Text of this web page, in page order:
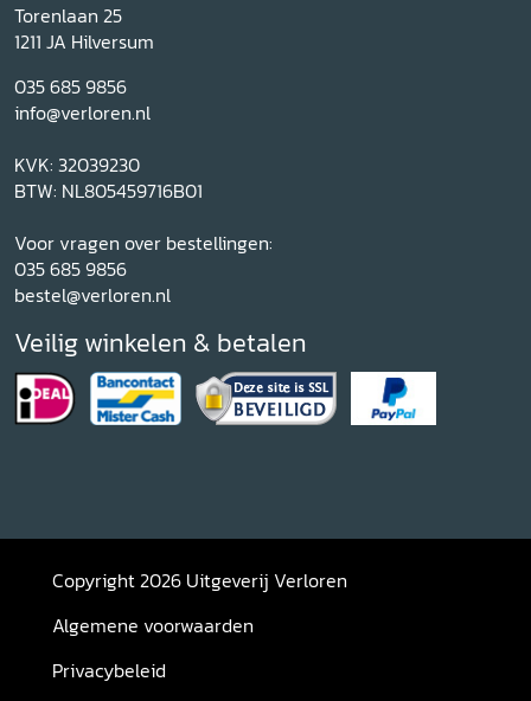
Torenlaan 25
1211 JA Hilversum
035 685 9856
info@verloren.nl
KVK: 32039230
BTW: NL805459716B01
Voor vragen over bestellingen:
035 685 9856
bestel@verloren.nl
Veilig winkelen & betalen
Copyright 2026 Uitgeverij Verloren
Algemene voorwaarden
Privacybeleid